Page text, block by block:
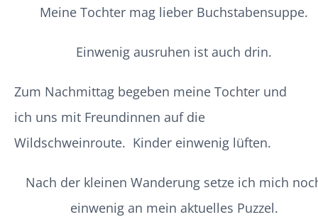
Meine Tochter mag lieber Buchstabensuppe.
Einwenig ausruhen ist auch drin.
Zum Nachmittag begeben meine Tochter und
ich uns mit Freundinnen auf die
Wildschweinroute. Kinder einwenig lüften.
Nach der kleinen Wanderung setze ich mich
einwenig an mein aktuelles Puzzel.